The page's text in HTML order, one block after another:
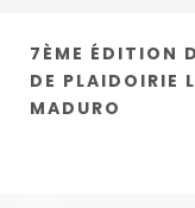
7ÈME ÉDITION
DE PLAIDOIRIE
MADURO